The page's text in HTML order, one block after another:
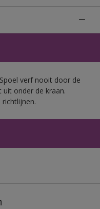
verf nooit door de
onder de kraan.